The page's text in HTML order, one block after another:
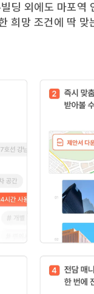
딩 외에도 마포역
희망 조건에 딱